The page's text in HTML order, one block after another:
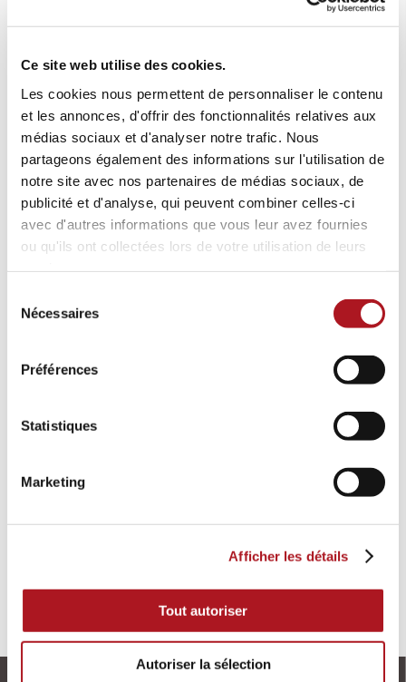
Ce site web utilise des cookies.
Les cookies nous permettent de personnaliser le contenu
et les annonces, d'offrir des fonctionnalités relatives aux
médias sociaux et d'analyser notre trafic. Nous
partageons également des informations sur l'utilisation de
notre site avec nos partenaires de médias sociaux, de
publicité et d'analyse, qui peuvent combiner celles-ci
avec d'autres informations que vous leur avez fournies
ou qu'ils ont collectées lors de votre utilisation de leurs
Nécessaires
Préférences
Statistiques
Marketing
Afficher les détails
Tout autoriser
Autoriser la sélection